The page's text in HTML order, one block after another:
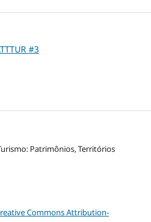
#3
Patrimônios, Territórios
Commons Attribution-